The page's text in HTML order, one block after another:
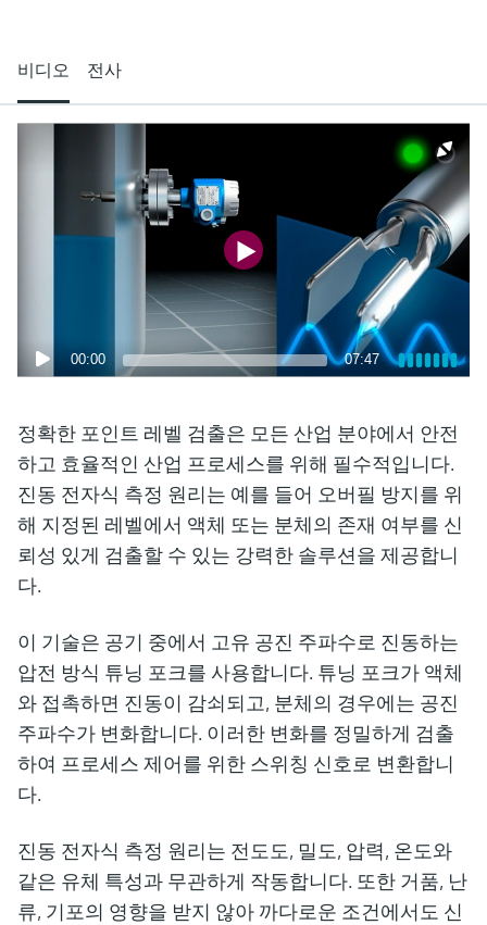
시스템 구성품
화학적 특성의 광학 분석
쉽고 빠른 제품 검색
게 검색해 보세요!
어플리케이터
애플리케이션 파라미터를 사용하여 제품 검
색 및 사양 구성하기
Device Viewer
스페어 파트 검색
신속한 계기 교체 및 수리를 위해 제품의 루
트, 혹은 오더 코드를 통해 스페어 파트를 검
색하고 계기의 세부 사항, 도면 및 조립 매뉴
얼에 손쉽게 액세스해 보시기 바랍니다.
Differential pressure flow
measurement
Hydrostatic level measurement
Conductive level measurement
Float switch level measurement
Radiometric level measurement
Paddle switch level measurement
Servo level measurement
measurement
Microwave barrier level
measurement
압력을 이용한 레벨 측정
Laboratory instruments
자동 용수 샘플러
TOC, COD & SAC analyzers
ORP sensors & transmitters
Sludge level sensors & transmitters
Nutrient analyzers & sensors
프로세스 광도계
Microwave transmission
measurement
Memosens 기술
모두 쇼핑하기
소형 온도계
온도 스위치
케이블 프로브
멀티포인트 온도 센서
장치 구성 태블릿
서지 피뢰기
프로세스 가스 분석기
공기질 측정 계기
가시거리 측정 계기
높이 초과 감지기
Netilion Connect
Netilion Device Viewer
Netilion Water
Power & Energy
유틸리티 - 스팀
모든 산업에 초점
산업재 시장에서의 지속 가능한 솔
루션
디지털화를 통한 프로세스 산업의
변화
정확한 의사결정을 보장하는 공정
투명성을 기반으로 한 운영 우수성
엔드레스하우저가 제공하는 교육 자료를 통
해 역량을 강화하세요
엔드레스하우저는 온/오프라인 세미나, 전시
회, 트레이닝 등 고객 여러분과의 원활한 소
통을 위해 다양한 채널을 제공합니다.
전시회 및 세미나
커리어
기업 문화와 가치
지속 가능 경영
Endress+Hauser Optical Analysis
프레스 이벤트
네트워킹
이벤트 & 트레이닝 찾기
Job opportunities at
Endress+Hauser SICK
비디오 전사
00:00 07:47
정확한 포인트 레벨 검출은 모든 산업 분야에서 안전
하고 효율적인 산업 프로세스를 위해 필수적입니다.
진동 전자식 측정 원리는 예를 들어 오버필 방지를 위
해 지정된 레벨에서 액체 또는 분체의 존재 여부를 신
뢰성 있게 검출할 수 있는 강력한 솔루션을 제공합니
다.
이 기술은 공기 중에서 고유 공진 주파수로 진동하는
압전 방식 튜닝 포크를 사용합니다. 튜닝 포크가 액체
와 접촉하면 진동이 감쇠되고, 분체의 경우에는 공진
주파수가 변화합니다. 이러한 변화를 정밀하게 검출
하여 프로세스 제어를 위한 스위칭 신호로 변환합니
다.
진동 전자식 측정 원리는 전도도, 밀도, 압력, 온도와
같은 유체 특성과 무관하게 작동합니다. 또한 거품, 난
류, 기포의 영향을 받지 않아 까다로운 조건에서도 신